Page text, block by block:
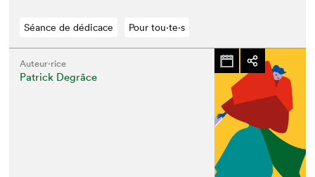
Séance de dédicace Pour tou⋅te⋅s
Auteur·rice
Patrick Degrâce